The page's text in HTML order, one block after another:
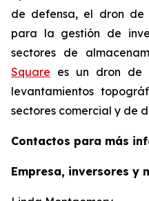
de defensa, el dron de
para la gestión de
sectores de
Square es un dron de
levantamientos
sectores comercial y de
Contactos para más
Empresa, inversores y